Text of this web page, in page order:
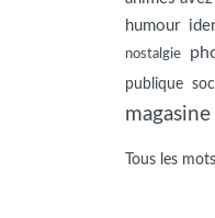
humour
nostalgie
publique
magasine
Tous les